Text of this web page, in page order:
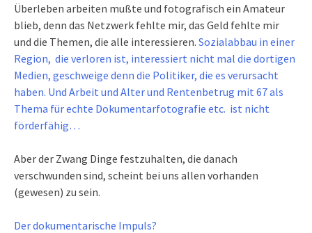
Überleben arbeiten mußte und fotografisch ein Amateur
blieb, denn das Netzwerk fehlte mir, das Geld fehlte mir
und die Themen, die alle interessieren. Sozialabbau in einer
Region, die verloren ist, interessiert nicht mal die dortigen
Medien, geschweige denn die Politiker, die es verursacht
haben. Und Arbeit und Alter und Rentenbetrug mit 67 als
Thema für echte Dokumentarfotografie etc. ist nicht
förderfähig…
Aber der Zwang Dinge festzuhalten, die danach
verschwunden sind, scheint bei uns allen vorhanden
(gewesen) zu sein.
Der dokumentarische Impuls?